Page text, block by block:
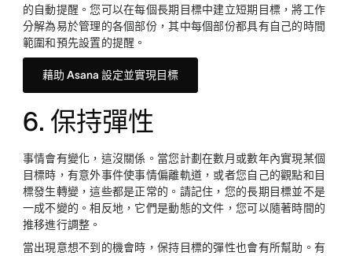
的自動提醒。您可以在每個長期目標中建立短期目標，將工作
分解為易於管理的各個部份，其中每個部份都具有自己的時間
範圍和預先設置的提醒。
藉助 Asana 設定並實現目標
6. 保持彈性
事情會有變化，這沒關係。當您計劃在數月或數年內實現某個
目標時，有意外事件使事情偏離軌道，或者您自己的觀點和目
標發生轉變，這些都是正常的。請記住，您的長期目標並不是
一成不變的。相反地，它們是動態的文件，您可以隨著時間的
推移進行調整。
當出現意想不到的機會時，保持目標的彈性也會有所幫助。有